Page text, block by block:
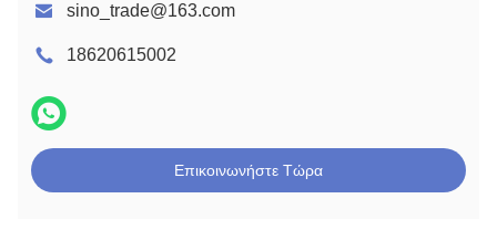
sino_trade@163.com
18620615002
Επικοινωνήστε Τώρα